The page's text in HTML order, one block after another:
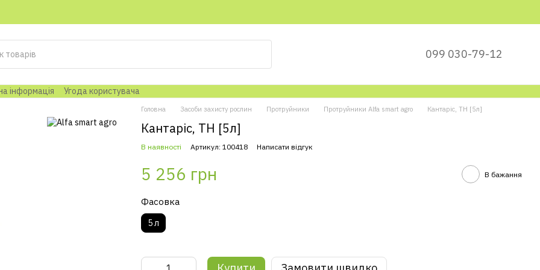
099 030-79-12
інформація Угода користувача
Головна Засоби захисту рослин Протруйники Протруйники Alfa smart agro Кантаріс, ТН [5л]
Кантаріс, ТН [5л]
В наявності Артикул: 100418 Написати відгук
5 256 грн В бажання
Фасовка
5 л